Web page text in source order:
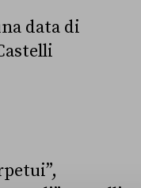
data di